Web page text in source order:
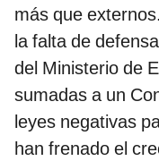
más que
la falta de
del Ministerio de
sumadas a un
leyes negativas
han frenado el